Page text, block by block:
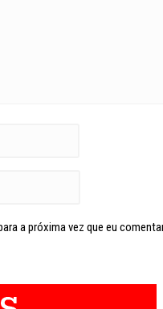
a próxima vez que eu